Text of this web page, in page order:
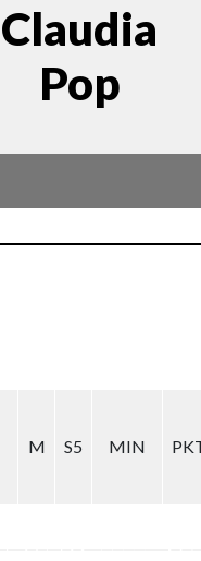
Claudia
Pop
M S5 MIN
M S5 MIN